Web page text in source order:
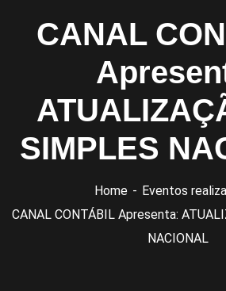
CANAL
SIMPLES
Home
Eventos
CANAL CONTÁBIL Apresenta:
NACIONAL